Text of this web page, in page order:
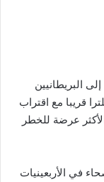
البريطانيين
من 50 عاما في إنجلترا قريبا مع اقتراب
عرضة للخطر
في الأربعينيات